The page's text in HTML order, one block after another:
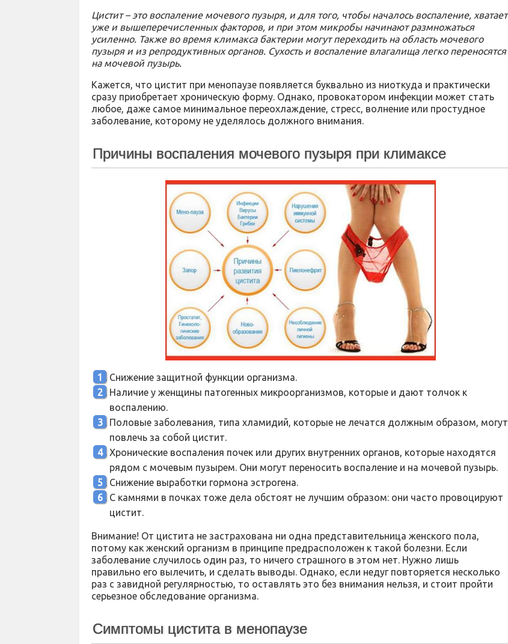
Цистит – это воспаление мочевого пузыря, и для того, чтобы началось воспаление, хватает
уже и вышеперечисленных факторов, и при этом микробы начинают размножаться
усиленно. Также во время климакса бактерии могут переходить на область мочевого
пузыря и из репродуктивных органов. Сухость и воспаление влагалища легко переносятся
на мочевой пузырь.
Кажется, что цистит при менопаузе появляется буквально из ниоткуда и практически
сразу приобретает хроническую форму. Однако, провокатором инфекции может стать
любое, даже самое минимальное переохлаждение, стресс, волнение или простудное
заболевание, которому не уделялось должного внимания.
Причины воспаления мочевого пузыря при климаксе
Снижение защитной функции организма.
Наличие у женщины патогенных микроорганизмов, которые и дают толчок к
воспалению.
Половые заболевания, типа хламидий, которые не лечатся должным образом, могут
повлечь за собой цистит.
Хронические воспаления почек или других внутренних органов, которые находятся
рядом с мочевым пузырем. Они могут переносить воспаление и на мочевой пузырь.
Снижение выработки гормона эстрогена.
С камнями в почках тоже дела обстоят не лучшим образом: они часто провоцируют
цистит.
Внимание! От цистита не застрахована ни одна представительница женского пола,
потому как женский организм в принципе предрасположен к такой болезни. Если
заболевание случилось один раз, то ничего страшного в этом нет. Нужно лишь
правильно его вылечить, и сделать выводы. Однако, если недуг повторяется несколько
раз с завидной регулярностью, то оставлять это без внимания нельзя, и стоит пройти
серьезное обследование организма.
Симптомы цистита в менопаузе